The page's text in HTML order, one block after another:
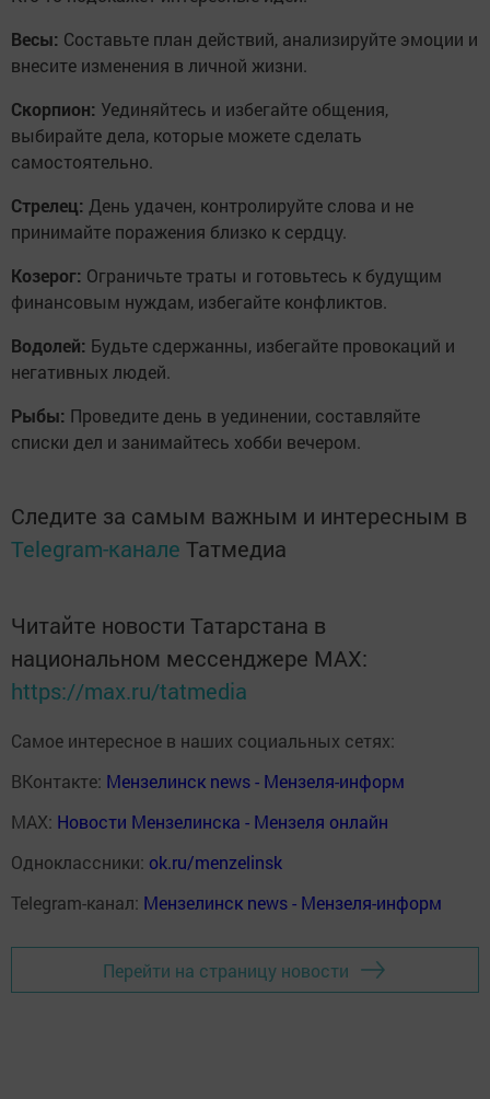
Весы: Составьте план действий, анализируйте эмоции и
внесите изменения в личной жизни.
Скорпион: Уединяйтесь и избегайте общения,
выбирайте дела, которые можете сделать
самостоятельно.
Стрелец: День удачен, контролируйте слова и не
принимайте поражения близко к сердцу.
Козерог: Ограничьте траты и готовьтесь к будущим
финансовым нуждам, избегайте конфликтов.
Водолей: Будьте сдержанны, избегайте провокаций и
негативных людей.
Рыбы: Проведите день в уединении, составляйте
списки дел и занимайтесь хобби вечером.
Следите за самым важным и интересным в
Telegram-канале Татмедиа
Читайте новости Татарстана в
национальном мессенджере MАХ:
https://max.ru/tatmedia
Самое интересное в наших социальных сетях:
ВКонтакте: Мензелинск news - Мензеля-информ
MAX: Новости Мензелинска - Мензеля онлайн
Одноклассники: ok.ru/menzelinsk
Telegram-канал: Мензелинск news - Мензеля-информ
Перейти на страницу новости